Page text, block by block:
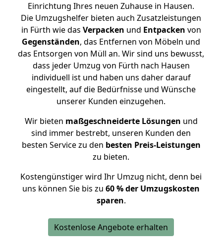
Einrichtung Ihres neuen Zuhause in Hausen.
Die Umzugshelfer bieten auch Zusatzleistungen
in Fürth wie das Verpacken und Entpacken von
Gegenständen, das Entfernen von Möbeln und
das Entsorgen von Müll an. Wir sind uns bewusst,
dass jeder Umzug von Fürth nach Hausen
individuell ist und haben uns daher darauf
eingestellt, auf die Bedürfnisse und Wünsche
unserer Kunden einzugehen.
Wir bieten maßgeschneiderte Lösungen und
sind immer bestrebt, unseren Kunden den
besten Service zu den besten Preis-Leistungen
zu bieten.
Kostengünstiger wird Ihr Umzug nicht, denn bei
uns können Sie bis zu 60 % der Umzugskosten
sparen.
Kostenlose Angebote erhalten